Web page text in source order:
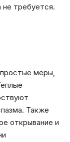
не требуется.
меры,
Также
открывание и